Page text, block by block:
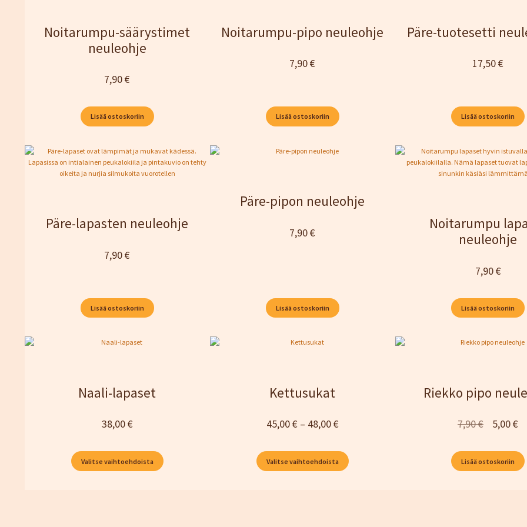
Noitarumpu-säärystimet
neuleohje
7,90€
Lisää ostoskoriin
Noitarumpu-pipo neuleohje
7,90€
Lisää ostoskoriin
Päre-tuotesetti
17,50€
Lisää ostoskoriin
Päre-lapasten neuleohje
7,90€
Lisää ostoskoriin
Päre-pipon neuleohje
7,90€
Lisää ostoskoriin
Noitarumpu
neuleohje
7,90€
Lisää ostoskoriin
Naali-lapaset
38,00€
Valitse vaihtoehdoista
Kettusukat
45,00€ – 48,00€Hintaluokka:
–
48,00 €
Valitse vaihtoehdoista
Riekko pipo
7,90€
oli:
7,90 €.
5,00€
on:
Lisää ostoskoriin